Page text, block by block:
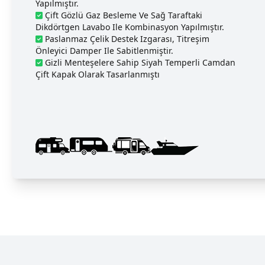
Yapılmıştır.
Çift Gözlü Gaz Besleme Ve Sağ Taraftaki
Dikdörtgen Lavabo Ile Kombinasyon Yapılmıştır.
Paslanmaz Çelik Destek Izgarası, Titreşim
Önleyici Damper Ile Sabitlenmiştir.
Gizli Menteşelere Sahip Siyah Temperli Camdan
Çift Kapak Olarak Tasarlanmıştı